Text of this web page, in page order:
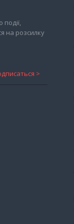
на розсилку